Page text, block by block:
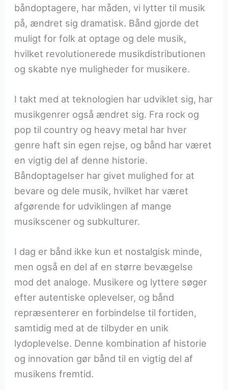
båndoptagere, har måden, vi lytter til musik
på, ændret sig dramatisk. Bånd gjorde det
muligt for folk at optage og dele musik,
hvilket revolutionerede musikdistributionen
og skabte nye muligheder for musikere.
I takt med at teknologien har udviklet sig, har
musikgenrer også ændret sig. Fra rock og
pop til country og heavy metal har hver
genre haft sin egen rejse, og bånd har været
en vigtig del af denne historie.
Båndoptagelser har givet mulighed for at
bevare og dele musik, hvilket har været
afgørende for udviklingen af mange
musikscener og subkulturer.
I dag er bånd ikke kun et nostalgisk minde,
men også en del af en større bevægelse
mod det analoge. Musikere og lyttere søger
efter autentiske oplevelser, og bånd
repræsenterer en forbindelse til fortiden,
samtidig med at de tilbyder en unik
lydoplevelse. Denne kombination af historie
og innovation gør bånd til en vigtig del af
musikens fremtid.